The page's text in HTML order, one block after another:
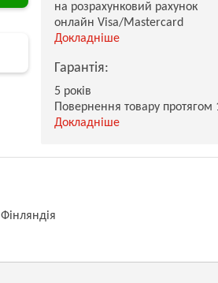
на розрахунковий рахунок
онлайн Visa/Mastercard
Докладніше
Гарантія:
5 років
Повернення товару протягом
Докладніше
Фінляндія